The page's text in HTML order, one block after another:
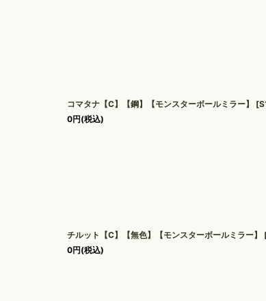
コマタナ【C】【鋼】【モンスターボールミラー】 [
0円(税込)
チルット【C】【無色】【モンスターボールミラー】
0円(税込)